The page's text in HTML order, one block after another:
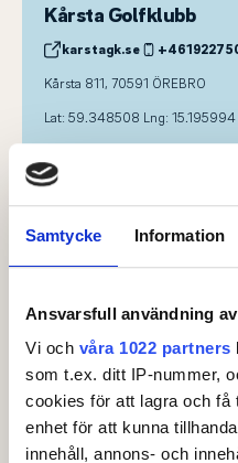
Samtycke Information
Ansvarsfull användning
Vi och våra 1022 partners
som t.ex. ditt IP-nummer,
cookies för att lagra och få
enhet för att kunna
innehåll, annons- och
Kårsta Golfklubb
karstagk.se
Kårsta 811, 70591 ÖREBRO
Lat: 59.348508 Lng: 15.195994
Hitta hit
Från väg 50 (Faluvägen) ca 6
vid rondell Hovsta och följer
framme vid banan.
Kontaktperson
juniortavling@golf.se
08-622 15 00
Klasser &